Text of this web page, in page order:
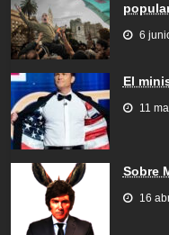
6
El
11
Sobre
16